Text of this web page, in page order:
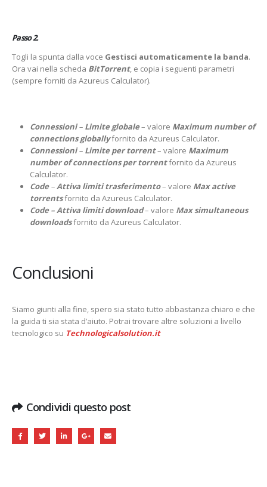
Passo 2.
Togli la spunta dalla voce Gestisci automaticamente la banda.
Ora vai nella scheda BitTorrent, e copia i seguenti parametri
(sempre forniti da Azureus Calculator).
Connessioni– Limite globale– valore Maximum number of
connections globallyfornito da Azureus Calculator.
Connessioni– Limite per torrent– valore Maximum
number of connections per torrentfornito da Azureus
Calculator.
Code–Attiva limiti trasferimento– valore Max active
torrentsfornito da Azureus Calculator.
Code – Attiva limiti download– valore Max simultaneous
downloadsfornito da Azureus Calculator.
Conclusioni
Siamo giunti alla fine, spero sia stato tutto abbastanza chiaro e che
la guida ti sia stata d’aiuto. Potrai trovare altre soluzioni a livello
tecnologico su Technologicalsolution.it
Condividi questo post